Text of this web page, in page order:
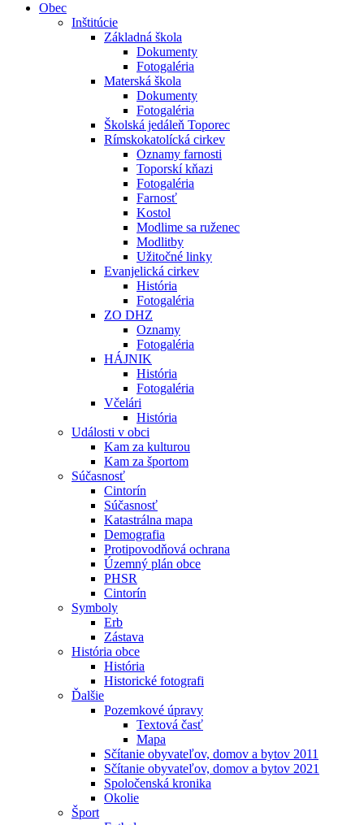
Obec
Inštitúcie
Základná škola
Dokumenty
Fotogaléria
Materská škola
Dokumenty
Fotogaléria
Školská jedáleň Toporec
Rímskokatolícká cirkev
Oznamy farnosti
Toporskí kňazi
Fotogaléria
Farnosť
Kostol
Modlime sa ruženec
Modlitby
Užitočné linky
Evanjelická cirkev
História
Fotogaléria
ZO DHZ
Oznamy
Fotogaléria
HÁJNIK
História
Fotogaléria
Včelári
História
Události v obci
Kam za kulturou
Kam za športom
Súčasnosť
Cintorín
Súčasnosť
Katastrálna mapa
Demografia
Protipovodňová ochrana
Územný plán obce
PHSR
Cintorín
Symboly
Erb
Zástava
História obce
História
Historické fotografi
Ďalšie
Pozemkové úpravy
Textová časť
Mapa
Sčítanie obyvateľov, domov a bytov 2011
Sčítanie obyvateľov, domov a bytov 2021
Spoločenská kronika
Okolie
Šport